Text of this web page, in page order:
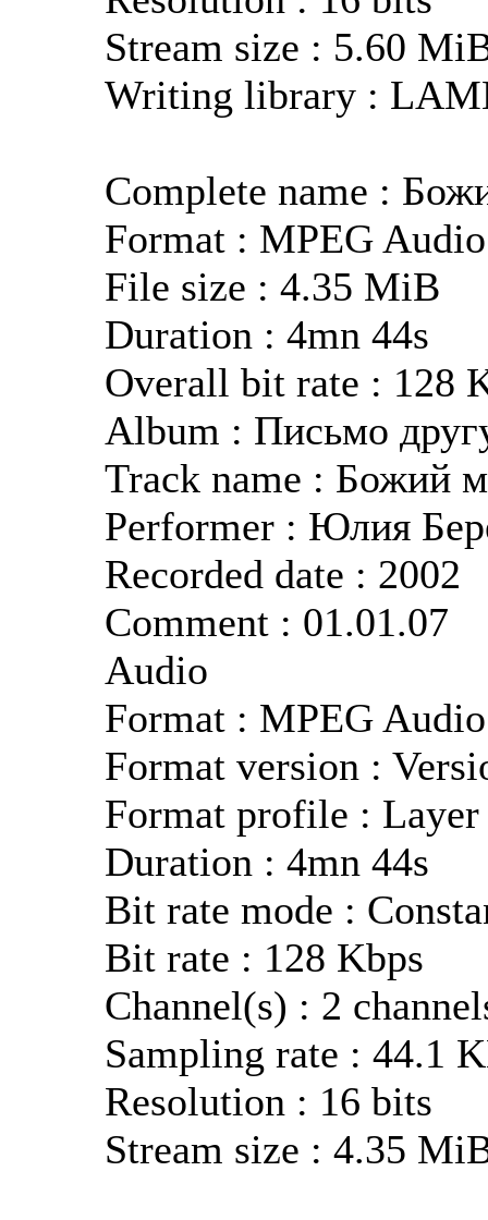
Stream size : 5.60
Writing library :
Complete name :
Format : MPEG Audio
File size : 4.35 MiB
Duration : 4mn 44s
Overall bit rate : 128
Album : Письмо
Track name : Божий
Performer : Юлия
Recorded date : 2002
Comment : 01.01.07
Audio
Format : MPEG Audio
Format version :
Format profile : Layer
Duration : 4mn 44s
Bit rate mode :
Bit rate : 128 Kbps
Channel(s) : 2
Sampling rate : 44.1
Resolution : 16 bits
Stream size : 4.35